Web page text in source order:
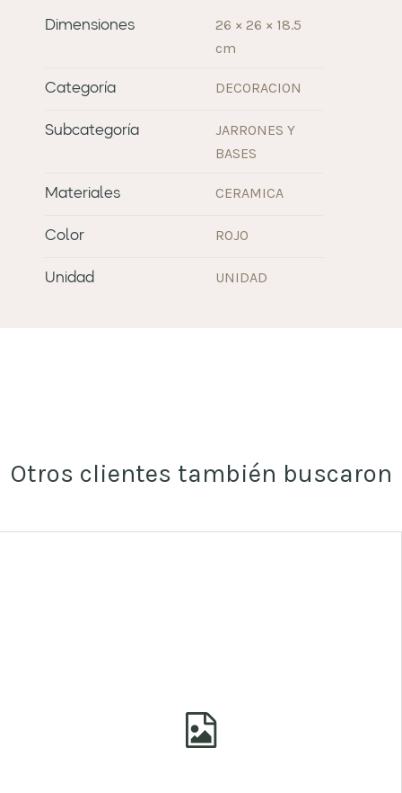
Dimensiones
26 × 26 × 18.5
cm
Categoría DECORACION
Subcategoría
JARRONES Y
BASES
Materiales CERAMICA
Color ROJO
Unidad UNIDAD
Otros clientes también buscaron